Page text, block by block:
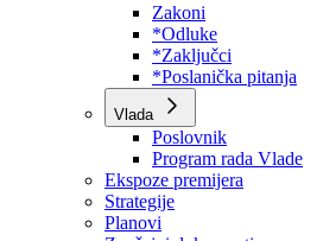
Poslovnik
Program rada Skupštine
Budžet 2026
Zakoni
*Odluke
*Zaključci
*Poslanička pitanja
Vlada
Poslovnik
Program rada Vlade